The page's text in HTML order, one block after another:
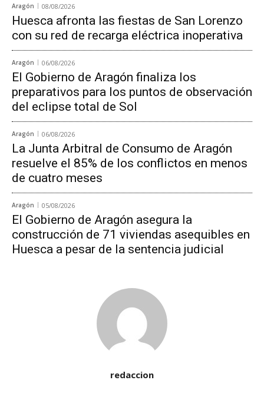
Aragón 08/08/2026
Huesca afronta las fiestas de San Lorenzo
con su red de recarga eléctrica inoperativa
Aragón 06/08/2026
El Gobierno de Aragón finaliza los
preparativos para los puntos de observación
del eclipse total de Sol
Aragón 06/08/2026
La Junta Arbitral de Consumo de Aragón
resuelve el 85% de los conflictos en menos
de cuatro meses
Aragón 05/08/2026
El Gobierno de Aragón asegura la
construcción de 71 viviendas asequibles en
Huesca a pesar de la sentencia judicial
redaccion